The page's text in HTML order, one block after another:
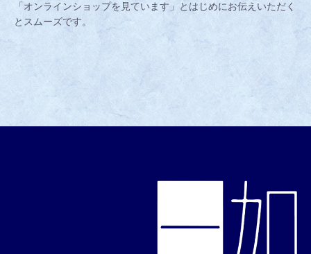
「オンラインショップを見ています」とはじめにお伝えいただく
とスムーズです。